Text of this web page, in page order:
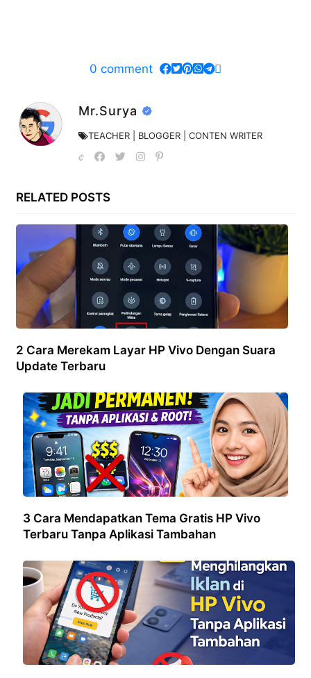
0 comment
Mr.Surya
TEACHER | BLOGGER | CONTEN WRITER
RELATED POSTS
2 Cara Merekam Layar HP Vivo Dengan Suara
Update Terbaru
3 Cara Mendapatkan Tema Gratis HP Vivo
Terbaru Tanpa Aplikasi Tambahan